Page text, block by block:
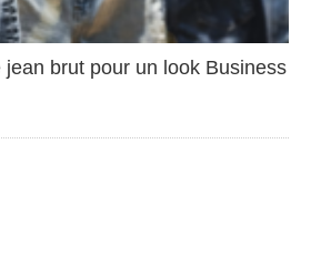
brut pour un look Business